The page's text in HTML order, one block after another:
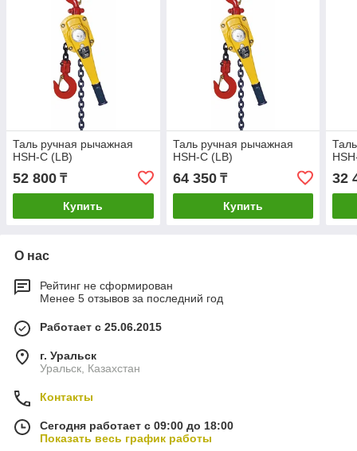
Таль ручная рычажная
HSH-C (LB)
52 800 ₸
Купить
Таль ручная рычажная
HSH-C (LB)
64 350₸
Купить
32
О нас
Рейтинг не сформирован
Менее 5 отзывов за последний год
Работает с 25.06.2015
г. Уральск
Уральск, Казахстан
Контакты
Сегодня работает с 09:00 до 18:00
Показать весь график работы